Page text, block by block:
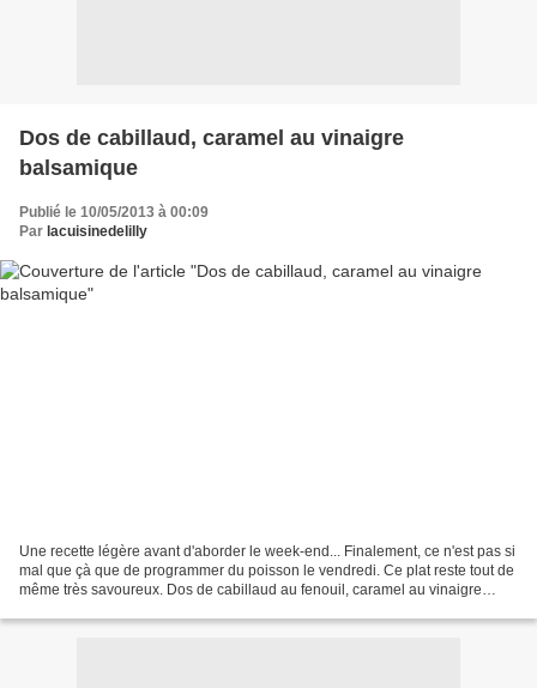
Dos de cabillaud, caramel au vinaigre
balsamique
Publié le 10/05/2013 à 00:09
Par lacuisinedelilly
Une recette légère avant d'aborder le week-end... Finalement, ce n'est pas si
mal que çà que de programmer du poisson le vendredi. Ce plat reste tout de
même très savoureux. Dos de cabillaud au fenouil, caramel au vinaigre